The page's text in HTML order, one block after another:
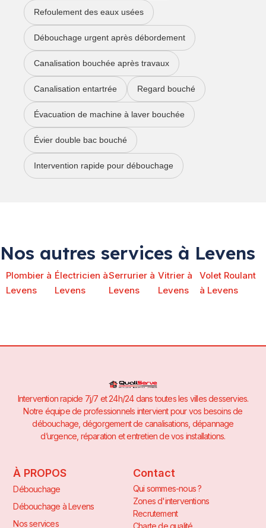
Refoulement des eaux usées
Débouchage urgent après débordement
Canalisation bouchée après travaux
Canalisation entartrée Regard bouché
Évacuation de machine à laver bouchée
Évier double bac bouché
Intervention rapide pour débouchage
Nos autres services à Levens
Plombier à
Levens
Électricien à
Levens
Serrurier à
Levens
Vitrier à
Levens
Volet Roulant
à Levens
Intervention rapide 7j/7 et 24h/24 dans toutes les villes desservies.
Notre équipe de professionnels intervient pour vos besoins de
débouchage, dégorgement de canalisations, dépannage
d’urgence, réparation et entretien de vos installations.
À PROPOS
Débouchage
Débouchage à Levens
Nos services
Contact
Qui sommes-nous ?
Zones d'interventions
Recrutement
Charte de qualité